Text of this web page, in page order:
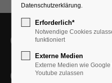
Get in Touch With
Contact Us
Datenschutzerklärung.
Erforderlich*
Notwendige Cookies
funktioniert
Externe Medien
Externe Medien wie
Youtube zulassen